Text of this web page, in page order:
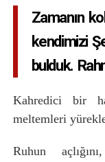
Zamanın
kendimizi
bulduk.
Kahredici bir
meltemleri
Ruhun